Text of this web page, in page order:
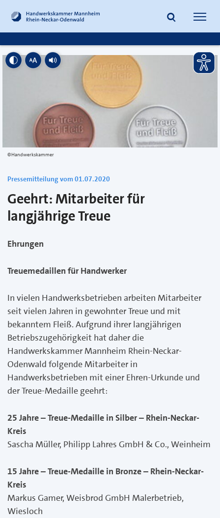
Inhalt
springen
Fußzeile
springen
Suche
©Handwerkskammer
Pressemitteilung vom 01.07.2020
Geehrt: Mitarbeiter für
langjährige Treue
Ehrungen
Treuemedaillen für Handwerker
In vielen Handwerksbetrieben arbeiten Mitarbeiter
seit vielen Jahren in gewohnter Treue und mit
bekanntem Fleiß. Aufgrund ihrer langjährigen
Betriebszugehörigkeit hat daher die
Handwerkskammer Mannheim Rhein-Neckar-
Odenwald folgende Mitarbeiter in
Handwerksbetrieben mit einer Ehren-Urkunde und
der Treue-Medaille geehrt:
25 Jahre – Treue-Medaille in Silber – Rhein-Neckar-
Kreis
Sascha Müller, Philipp Lahres GmbH & Co., Weinheim
15 Jahre – Treue-Medaille in Bronze – Rhein-Neckar-
Kreis
Markus Gamer, Weisbrod GmbH Malerbetrieb,
Wiesloch